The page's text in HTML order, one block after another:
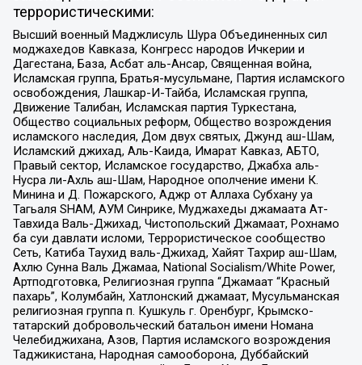
террористическими:
Высший военный Маджлисуль Шура Объединенных сил
моджахедов Кавказа, Конгресс народов Ичкерии и
Дагестана, База, Асбат аль-Ансар, Священная война,
Исламская группа, Братья-мусульмане, Партия исламского
освобождения, Лашкар-И-Тайба, Исламская группа,
Движение Талибан, Исламская партия Туркестана,
Общество социальных реформ, Общество возрождения
исламского наследия, Дом двух святых, Джунд аш-Шам,
Исламский джихад, Аль-Каида, Имарат Кавказ, АБТО,
Правый сектор, Исламское государство, Джабха аль-
Нусра ли-Ахль аш-Шам, Народное ополчение имени К.
Минина и Д. Пожарского, Аджр от Аллаха Субхану уа
Тагьаля SHAM, АУМ Синрике, Муджахеды джамаата Ат-
Тавхида Валь-Джихад, Чистопольский Джамаат, Рохнамо
ба суи давлати исломи, Террористическое сообщество
Сеть, Катиба Таухид валь-Джихад, Хайят Тахрир аш-Шам,
Ахлю Сунна Валь Джамаа, National Socialism/White Power,
Артподготовка, Религиозная группа “Джамаат “Красный
пахарь”, Колумбайн, Хатлонский джамаат, Мусульманская
религиозная группа п. Кушкуль г. Оренбург, Крымско-
татарский добровольческий батальон имени Номана
Челебиджихана, Азов, Партия исламского возрождения
Таджикистана, Народная самооборона, Дуббайский